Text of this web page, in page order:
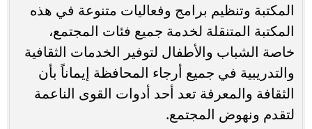
المكتبة وتنظيم برامج وفعاليات متنوعة في هذه
المكتبة المتنقلة لخدمة جميع فئات المجتمع،
خاصة الشباب والأطفال لتوفير الخدمات الثقافية
والتدريبية في جميع أرجاء المحافظة إيماناً بأن
الثقافة والمعرفة تعد أحد أدوات القوى الناعمة
لتقدم ونهوض المجتمع.